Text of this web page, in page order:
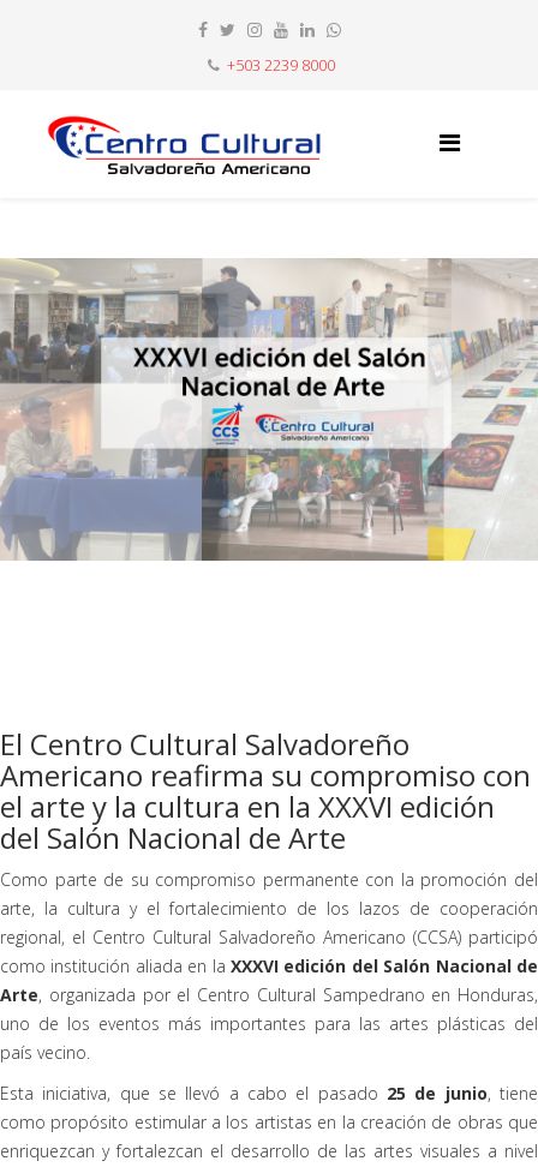
+503 2239 8000
El Centro Cultural Salvadoreño
Americano reafirma su compromiso con
el arte y la cultura en la XXXVI edición
del Salón Nacional de Arte
Como parte de su compromiso permanente con la promoción del
arte, la cultura y el fortalecimiento de los lazos de cooperación
regional, el Centro Cultural Salvadoreño Americano (CCSA) participó
como institución aliada en la XXXVI edición del Salón Nacional de
Arte, organizada por el Centro Cultural Sampedrano en Honduras,
uno de los eventos más importantes para las artes plásticas del
país vecino.
Esta iniciativa, que se llevó a cabo el pasado 25 de junio, tiene
como propósito estimular a los artistas en la creación de obras que
enriquezcan y fortalezcan el desarrollo de las artes visuales a nivel